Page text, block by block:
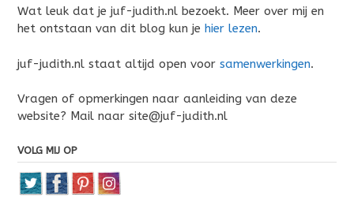
Wat leuk dat je juf-judith.nl bezoekt. Meer over mij en
het ontstaan van dit blog kun je hier lezen.
juf-judith.nl staat altijd open voor samenwerkingen.
Vragen of opmerkingen naar aanleiding van deze
website? Mail naar site@juf-judith.nl
VOLG MIJ OP